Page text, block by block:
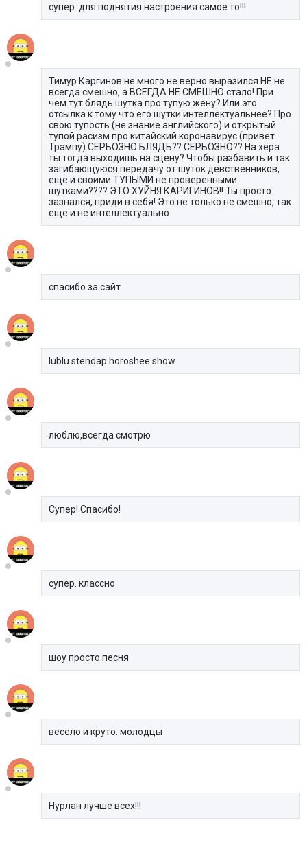
супер. для поднятия настроения самое то!!!
Тимур Каргинов не много не верно выразился НЕ не
всегда смешно, а ВСЕГДА НЕ СМЕШНО стало! При
чем тут блядь шутка про тупую жену? Или это
отсылка к тому что его шутки интеллектуальнее? Про
свою тупость (не знание английского) и открытый
тупой расизм про китайский коронавирус (привет
Трампу) СЕРЬОЗНО БЛЯДЬ?? СЕРЬОЗНО?? На хера
ты тогда выходишь на сцену? Чтобы разбавить и так
загибающуюся передачу от шуток девственников,
еще и своими ТУПЫМИ не проверенными
шутками???? ЭТО ХУЙНЯ КАРИГИНОВ!! Ты просто
зазнался, приди в себя! Это не только не смешно, так
еще и не интеллектуально
спасибо за сайт
lublu stendap horoshee show
люблю,всегда смотрю
Супер! Спасибо!
супер. классно
шоу просто песня
весело и круто. молодцы
Нурлан лучше всех!!!